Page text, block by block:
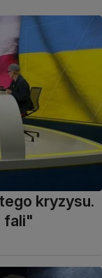
kryzysu.
fali"